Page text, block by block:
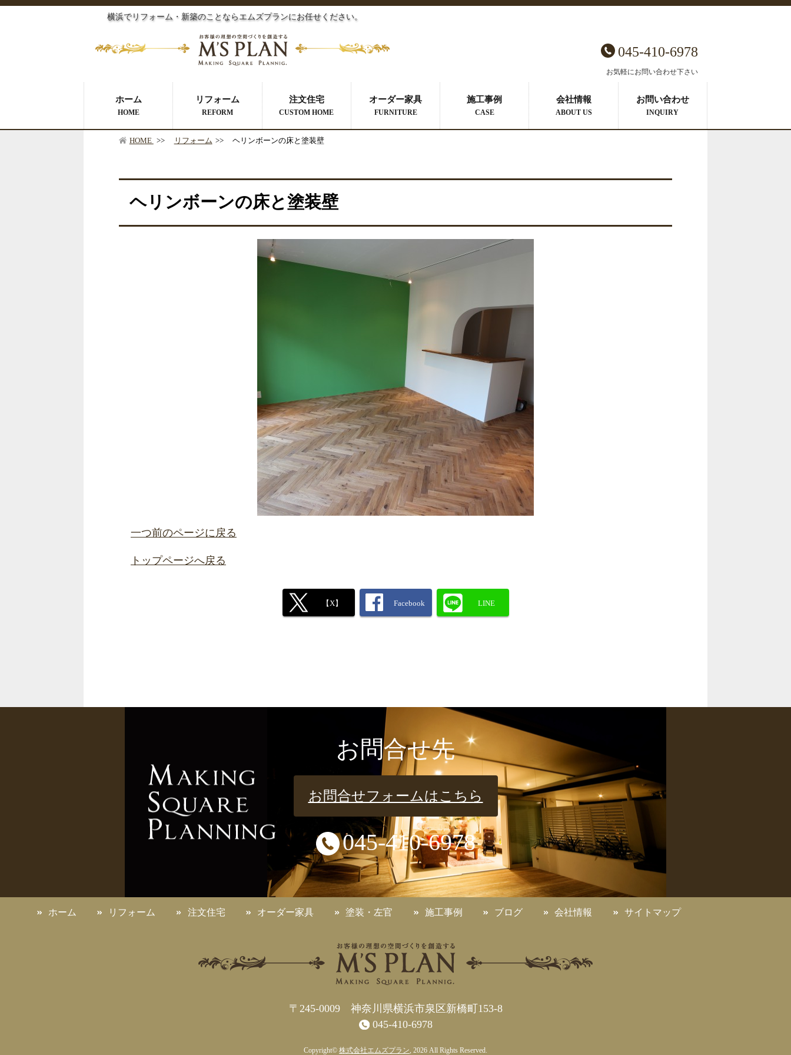
横浜でリフォーム・新築のことならエムズプランにお任せください。
045-410-6978
お気軽にお問い合わせ下さい
ホーム
HOME
リフォーム
REFORM
注文住宅
CUSTOM HOME
オーダー家具
FURNITURE
施工事例
CASE
会社情報
ABOUT US
お問い合わせ
INQUIRY
HOME >> リフォーム >> ヘリンボーンの床と塗装壁
ヘリンボーンの床と塗装壁
一つ前のページに戻る
トップページへ戻る
【X】 Facebook LINE
お問合せ先
お問合せフォームはこちら
045-410-6978
ホーム リフォーム 注文住宅 オーダー家具 塗装・左官 施工事例 ブログ 会社情報 サイトマップ
〒245-0009 神奈川県横浜市泉区新橋町153-8
045-410-6978
Copyright© 株式会社エムズプラン, 2026 All Rights Reserved.